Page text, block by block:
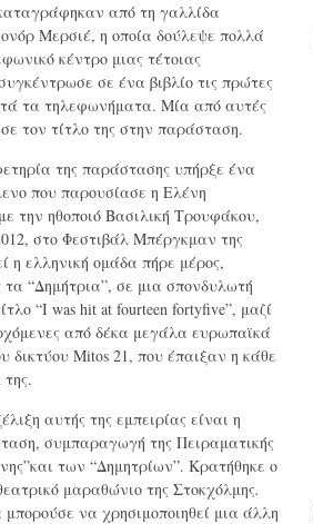
από τη γαλλίδα
Μερσιέ, η οποία δούλεψε πολλά
κέντρο μιας τέτοιας
σε ένα βιβλίο τις πρώτες
τα τηλεφωνήματα. Μία από αυτές
τον τίτλο της στην παράσταση.
της παράστασης υπήρξε ένα
που παρουσίασε η Ελένη
την ηθοποιό Βασιλική Τρουφάκου,
στο Φεστιβάλ Μπέργκμαν της
η ελληνική ομάδα πήρε μέρος,
“Δημήτρια”, σε μια σπονδυλωτή
“I was hit at fourteen fortyfive”, μαζί
από δέκα μεγάλα ευρωπαϊκά
δικτύου Mitos 21, που έπαιξαν η κάθε
αυτής της εμπειρίας είναι η
συμπαραγωγή της Πειραματικής
των “Δημητρίων”. Κρατήθηκε ο
μαραθώνιο της Στοκχόλμης.
να χρησιμοποιηθεί μια άλλη